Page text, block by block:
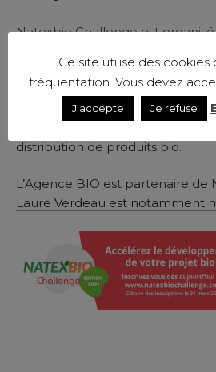
Natexbio Challenge est
entreprises de transformation et
produits biologiques et
et accompagner les projets en
distribution de produits bio.
L’Agence BIO est partenaire de
Laure Verdeau est notamment
Ce site utilise des cookies
fréquentation. Vous devez
J'accepte Je refuse